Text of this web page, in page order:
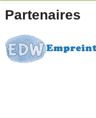
Partenaires